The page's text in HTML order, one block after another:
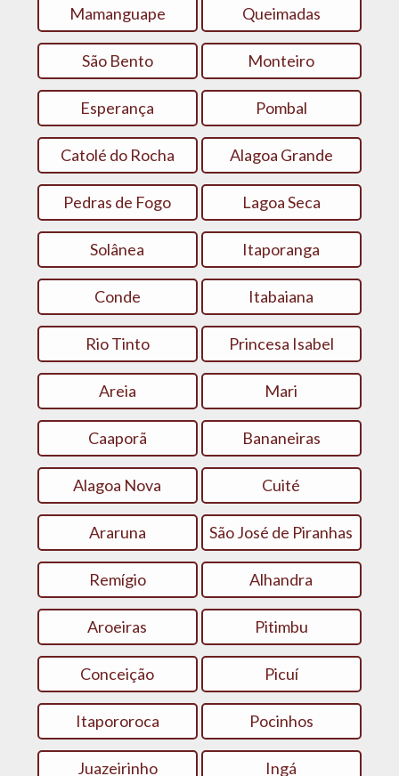
Mamanguape Queimadas
São Bento Monteiro
Esperança Pombal
Catolé do Rocha Alagoa Grande
Pedras de Fogo Lagoa Seca
Solânea Itaporanga
Conde Itabaiana
Rio Tinto Princesa Isabel
Areia Mari
Caaporã Bananeiras
Alagoa Nova Cuité
Araruna São José de Piranhas
Remígio Alhandra
Aroeiras Pitimbu
Conceição Picuí
Itapororoca Pocinhos
Juazeirinho Ingá